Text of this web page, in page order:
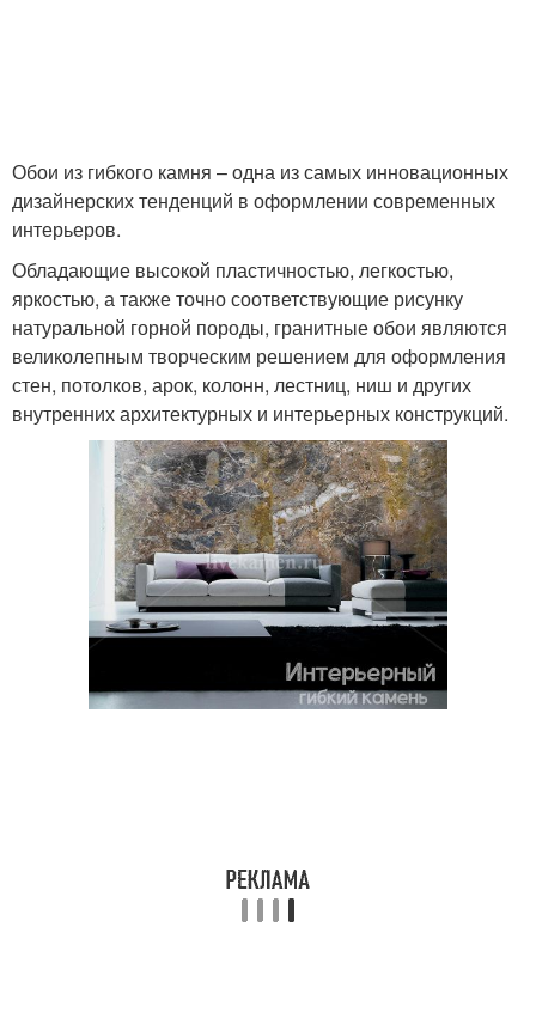
Обои из гибкого камня – одна из самых инновационных
дизайнерских тенденций в оформлении современных
интерьеров.
Обладающие высокой пластичностью, легкостью,
яркостью, а также точно соответствующие рисунку
натуральной горной породы, гранитные обои являются
великолепным творческим решением для оформления
стен, потолков, арок, колонн, лестниц, ниш и других
внутренних архитектурных и интерьерных конструкций.